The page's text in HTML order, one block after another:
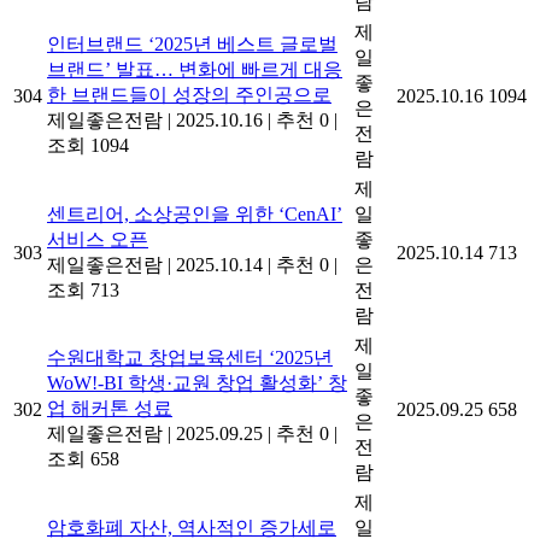
304
인터브랜드 ‘2025년 베스트 글로벌
브랜드’ 발표… 변화에 빠르게 대응
한 브랜드들이 성장의 주인공으로
제일좋은전람 | 2025.10.16 | 추천 0 |
조회 1094
제
일
좋
은
전
람
2025.10.16 1094
303
센트리어, 소상공인을 위한 ‘CenAI’
서비스 오픈
제일좋은전람 | 2025.10.14 | 추천 0 |
조회 713
제
일
좋
은
전
람
2025.10.14 713
302
수원대학교 창업보육센터 ‘2025년
WoW!-BI 학생·교원 창업 활성화’ 창
업 해커톤 성료
제일좋은전람 | 2025.09.25 | 추천 0 |
조회 658
제
일
좋
은
전
람
2025.09.25 658
암호화폐 자산, 역사적인 증가세로
제
일